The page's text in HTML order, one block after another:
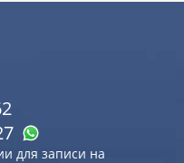
для записи на